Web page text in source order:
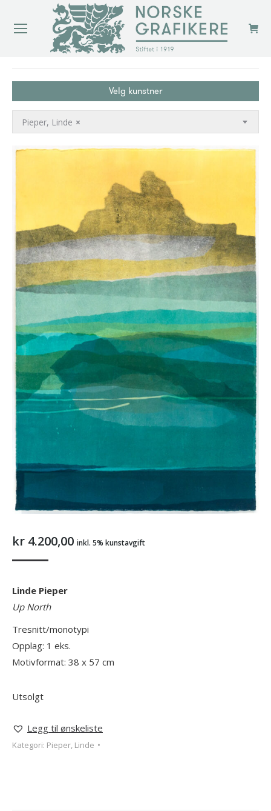
Velg kunstner
×
Pieper, Linde
kr 4.200,00 inkl. 5% kunstavgift
Linde Pieper
Up North
Tresnitt/monotypi
Opplag: 1 eks.
Motivformat: 38 x 57 cm
Utsolgt
Legg til ønskeliste
Kategori: Pieper, Linde